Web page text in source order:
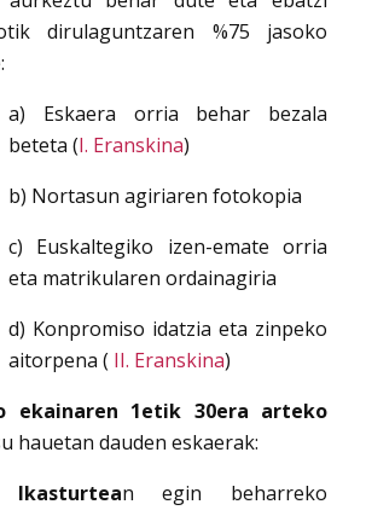
dirulaguntzaren %75 jasoko
a) Eskaera orria behar bezala
beteta (I. Eranskina)
b) Nortasun agiriaren fotokopia
c) Euskaltegiko izen-emate orria
eta matrikularen ordainagiria
d) Konpromiso idatzia eta zinpeko
aitorpena ( II. Eranskina)
ekainaren 1etik 30era arteko
hauetan dauden eskaerak:
Ikasturtean egin beharreko